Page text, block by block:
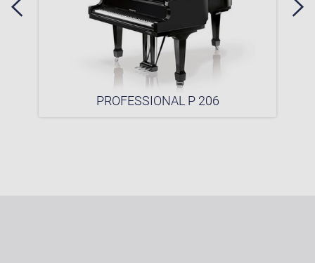
PROFESSIONAL P 206